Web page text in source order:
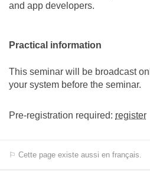
and app developers.
Practical information
This seminar will be broadcast
your system before the seminar.
Pre-registration required: register
⚐ Cette page existe aussi en français.